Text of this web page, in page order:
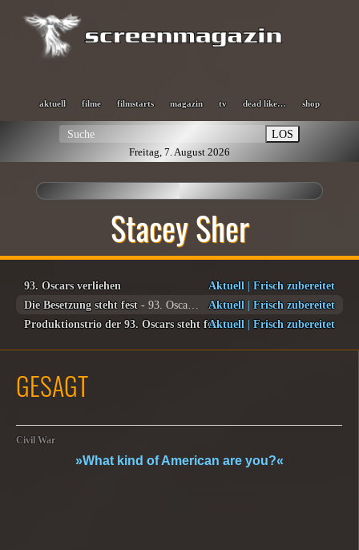
aktuell filme filmstarts magazin tv dead like… shop
LOS
Freitag, 7. August 2026
Stacey Sher
93. Oscars verliehen Aktuell | Frisch zubereitet
Die Besetzung steht fest
Aktuell | Frisch zubereitet
Produktionstrio der 93. Oscars steht festAktuell | Frisch zubereitet
GESAGT
Civil War
»What kind of American are you?«